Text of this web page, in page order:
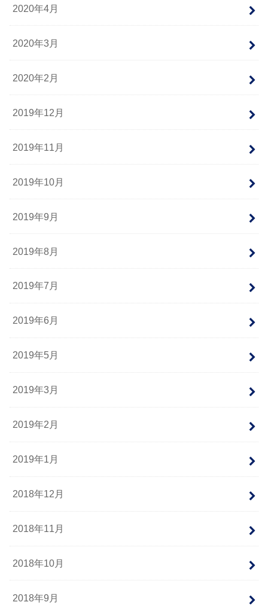
2020年4月
2020年3月
2020年2月
2019年12月
2019年11月
2019年10月
2019年9月
2019年8月
2019年7月
2019年6月
2019年5月
2019年3月
2019年2月
2019年1月
2018年12月
2018年11月
2018年10月
2018年9月